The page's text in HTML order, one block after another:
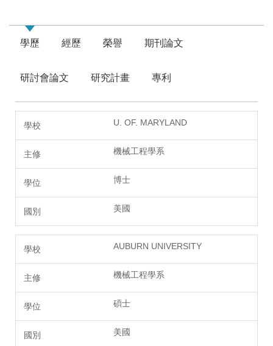
學歷 經歷 榮譽 期刊論文
研討會論文 研究計畫 專利
U. OF. MARYLAND
機械工程學系
博士
美國
AUBURN UNIVERSITY
機械工程學系
碩士
美國